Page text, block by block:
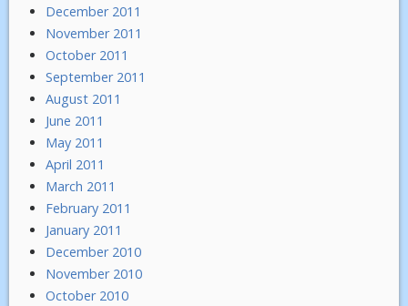
December 2011
November 2011
October 2011
September 2011
August 2011
June 2011
May 2011
April 2011
March 2011
February 2011
January 2011
December 2010
November 2010
October 2010